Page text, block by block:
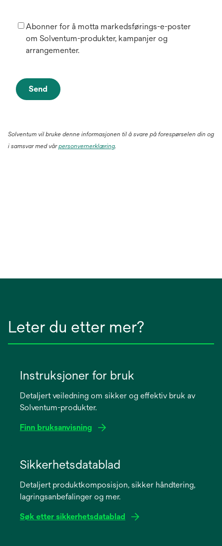
Abonner for å motta markedsførings-e-poster
om Solventum-produkter, kampanjer og
arrangementer.
Send
Solventum vil bruke denne informasjonen til å svare på forespørselen din og
i samsvar med vårpersonvernerklæring.
Leter du etter mer?
Instruksjoner for bruk
Detaljert veiledning om sikker og effektiv bruk av
Solventum-produkter.
Finn bruksanvisning
new
Sikkerhetsdatablad
Detaljert produktkomposisjon, sikker håndtering,
lagringsanbefalinger og mer.
Søk etter sikkerhetsdatablad